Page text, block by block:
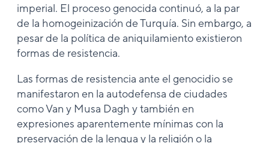
imperial. El proceso genocida continuó, a la par
de la homogeinización de Turquía. Sin embargo, a
pesar de la política de aniquilamiento existieron
formas de resistencia.
Las formas de resistencia ante el genocidio se
manifestaron en la autodefensa de ciudades
como Van y Musa Dagh y también en
expresiones aparentemente mínimas con la
preservación de la lengua y la religión o la